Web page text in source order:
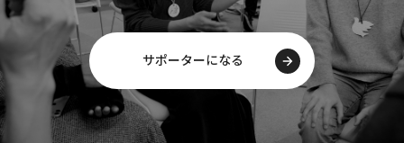
サポーターになる